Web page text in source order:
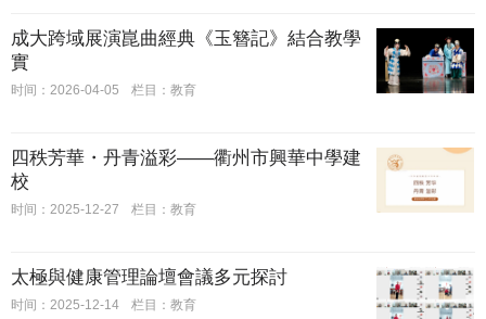
成大跨域展演崑曲經典《玉簪記》結合教學
實
时间：2026-04-05 栏目：教育
四秩芳華・丹青溢彩——衢州市興華中學建
校
时间：2025-12-27 栏目：教育
太極與健康管理論壇會議多元探討
时间：2025-12-14 栏目：教育